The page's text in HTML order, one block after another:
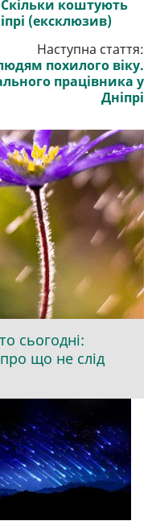
коштують
(ексклюзив)
Наступна стаття:
похилого віку.
працівника у
Дніпрі
сьогодні:
що не слід